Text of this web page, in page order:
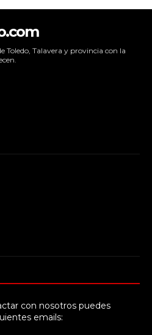
Toledo, Talavera y provincia con la
con nosotros puedes
emails: